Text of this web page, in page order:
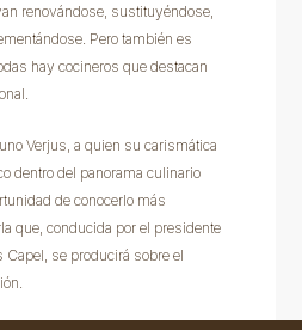
renovándose, sustituyéndose,
Pero también es
hay cocineros que destacan
Verjus, a quien su carismática
dentro del panorama culinario
de conocerlo más
que, conducida por el presidente
se producirá sobre el